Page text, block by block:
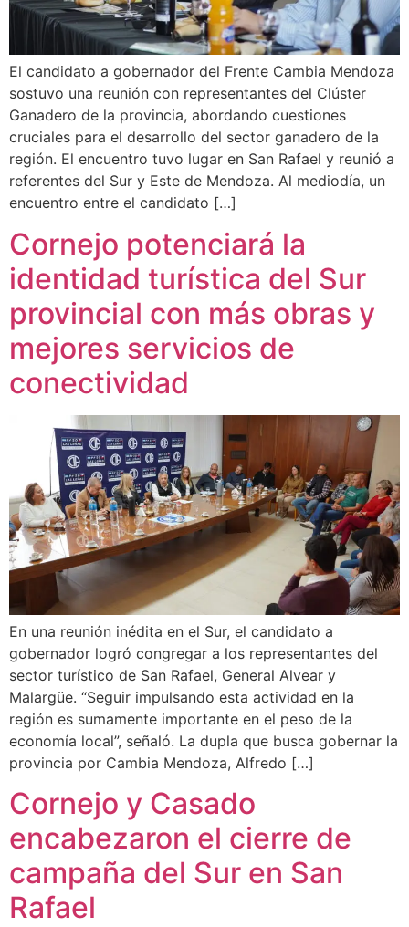
El candidato a gobernador del Frente Cambia Mendoza
sostuvo una reunión con representantes del Clúster
Ganadero de la provincia, abordando cuestiones
cruciales para el desarrollo del sector ganadero de la
región. El encuentro tuvo lugar en San Rafael y reunió a
referentes del Sur y Este de Mendoza. Al mediodía, un
encuentro entre el candidato […]
Cornejo potenciará la
identidad turística del Sur
provincial con más obras y
mejores servicios de
conectividad
En una reunión inédita en el Sur, el candidato a
gobernador logró congregar a los representantes del
sector turístico de San Rafael, General Alvear y
Malargüe. “Seguir impulsando esta actividad en la
región es sumamente importante en el peso de la
economía local”, señaló. La dupla que busca gobernar la
provincia por Cambia Mendoza, Alfredo […]
Cornejo y Casado
encabezaron el cierre de
campaña del Sur en San
Rafael